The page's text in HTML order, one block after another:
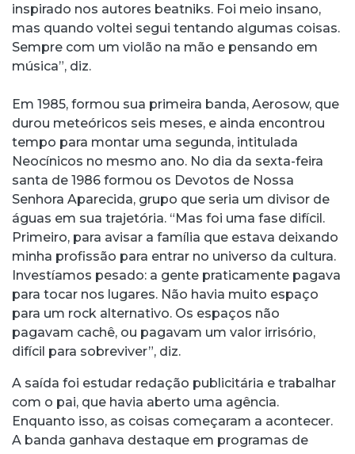
inspirado nos autores beatniks. Foi meio insano,
mas quando voltei segui tentando algumas coisas.
Sempre com um violão na mão e pensando em
música”, diz.
Em 1985, formou sua primeira banda, Aerosow, que
durou meteóricos seis meses, e ainda encontrou
tempo para montar uma segunda, intitulada
Neocínicos no mesmo ano. No dia da sexta-feira
santa de 1986 formou os Devotos de Nossa
Senhora Aparecida, grupo que seria um divisor de
águas em sua trajetória. “Mas foi uma fase difícil.
Primeiro, para avisar a família que estava deixando
minha profissão para entrar no universo da cultura.
Investíamos pesado: a gente praticamente pagava
para tocar nos lugares. Não havia muito espaço
para um rock alternativo. Os espaços não
pagavam cachê, ou pagavam um valor irrisório,
difícil para sobreviver”, diz.
A saída foi estudar redação publicitária e trabalhar
com o pai, que havia aberto uma agência.
Enquanto isso, as coisas começaram a acontecer.
A banda ganhava destaque em programas de